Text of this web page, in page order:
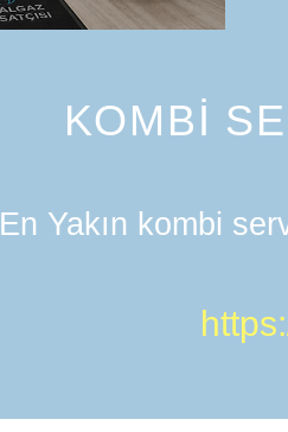
KOMBİ
En Yakın kombi